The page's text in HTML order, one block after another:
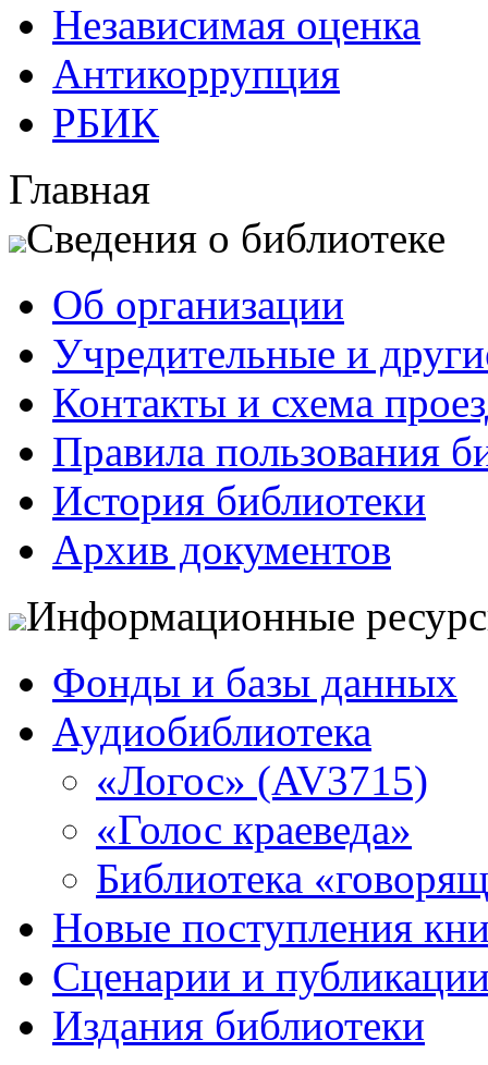
Независимая оценка
Антикоррупция
РБИК
Главная
Сведения о библиотеке
Об организации
Учредительные и
Контакты и схема
Правила пользования
История библиотеки
Архив документов
Информационные
Фонды и базы данных
Аудиобиблиотека
«Логос» (AV3715)
«Голос краеведа»
Библиотека
Новые поступления
Сценарии и
Издания библиотеки